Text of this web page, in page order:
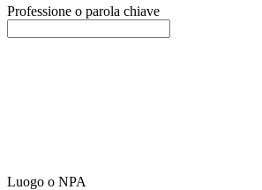
Professione o parola chiave
Luogo o NPA